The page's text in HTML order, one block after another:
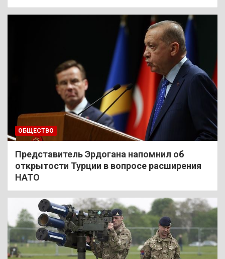
ОБЩЕСТВО
Представитель Эрдогана напомнил об
открытости Турции в вопросе расширения
НАТО